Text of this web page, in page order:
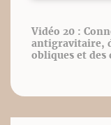
Vidéo 20 :
antigravitaire,
obliques et des